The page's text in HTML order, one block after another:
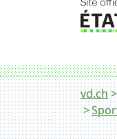
Fil
vd.ch